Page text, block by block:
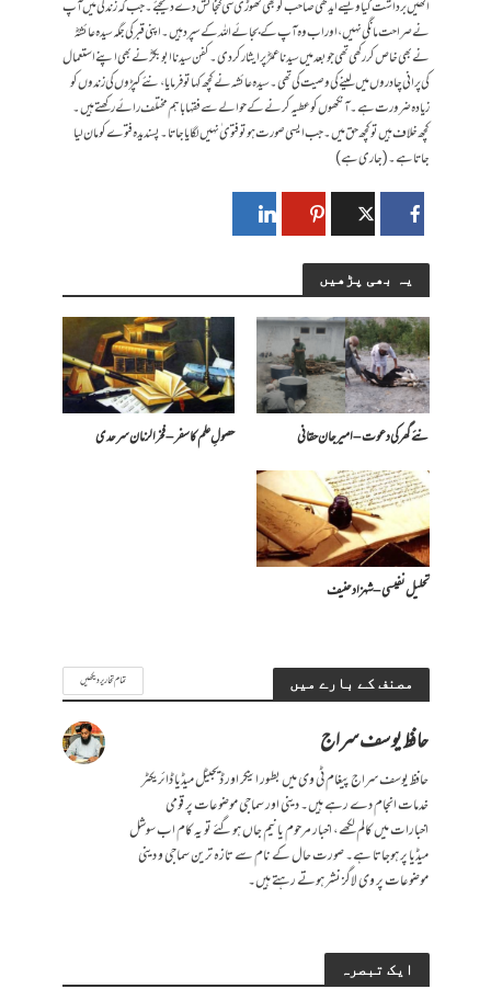
انھیں برداشت کیا ویسے ایدھی صاحب کو بھی تھوڑی سی گنجائش دے دیجئے۔ جب کہ زندگی میں آپ
نے صراحت مانگی نہیں ،اور اب وہ آپ کے بجائے اللہ کے سپرد ہیں۔اپنی قبر کی جگہ سیدہ عائشہؓ
نے بھی خاص کر رکھی تھی جو بعد میں سیدنا عمرؓ پر ایثار کر دی۔ کفن سیدنا ابو بکرؓ نے بھی اپنے استعمال
کی پرانی چادروں میں لینے کی وصیت کی تھی۔سیدہ عائشہ نے کچھ کہاتو فرمایا،نئے کپڑوں کی زندوں کو
زیادہ ضرورت ہے۔آنکھوں کو عطیہ کرنے کے حوالے سے فقہا باہم مختلف رائے رکھتے ہیں ۔
کچھ خلاف ہیں تو کچھ حق میں ۔ جب ایسی صورت ہو تو فتوی ٰ نہیں لگایا جاتا۔پسندیدہ فتوے کو مان لیا
جاتاہے۔(جاری ہے)
یہ بھی پڑھیں
نئے گھر کی دعوت – امیرجان حقانی حصولِ علم کا سفر – فخرالزمان سرحدی
تحلیل نفیسی – شہزاد حنیف
مصنف کے بارے میں تمام تحاریر دیکھیں
حافظ یوسف سراج
حافظ یوسف سراج پیغام ٹی وی میں بطور اینکر اور ڈیجیٹل میڈیا ڈائریکٹر
خدمات انجام دے رہے ہیں۔ دینی اور سماجی موضوعات پر قومی
اخبارات میں کالم لکھے، اخبار مرحوم یا نیم جاں ہوگئے تو یہ کام اب سوشل
میڈیا پر ہوجاتا ہے۔ صورت حال کے نام سے تازہ ترین سماجی و دینی
موضوعات پر وی لاگز نشر ہوتے رہتے ہیں۔
ایک تبصرہ